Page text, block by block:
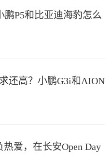
鹏P5和比亚迪海豹怎么
还高？小鹏G3i和AION
爱，在长安Open Day